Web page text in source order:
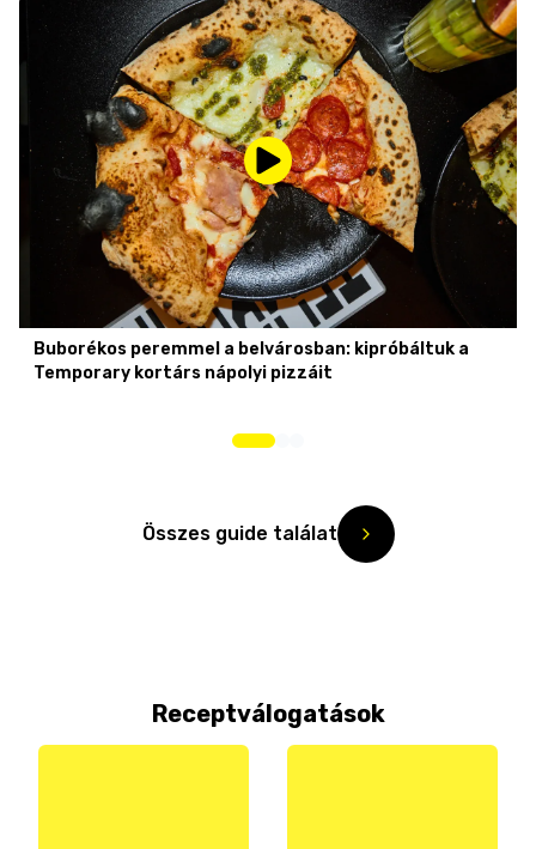
Buborékos peremmel a belvárosban: kipróbáltuk a
Temporary kortárs nápolyi pizzáit
Összes guide találat
Receptválogatások